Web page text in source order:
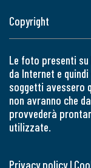
Copyright
Le foto presenti
da Internet e
soggetti avessero
non avranno che
provvederà
utilizzate.
Privacy policy|